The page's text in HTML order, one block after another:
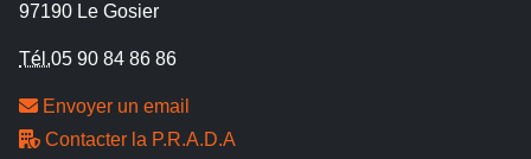
97190 Le Gosier
Tél.05 90 84 86 86
Envoyer un email
Contacter la P.R.A.D.A